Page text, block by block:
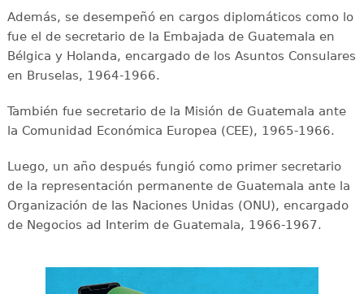
Además, se desempeñó en cargos diplomáticos como lo
fue el de secretario de la Embajada de Guatemala en
Bélgica y Holanda, encargado de los Asuntos Consulares
en Bruselas, 1964-1966.
También fue secretario de la Misión de Guatemala ante
la Comunidad Económica Europea (CEE), 1965-1966.
Luego, un año después fungió como primer secretario
de la representación permanente de Guatemala ante la
Organización de las Naciones Unidas (ONU), encargado
de Negocios ad Interim de Guatemala, 1966-1967.